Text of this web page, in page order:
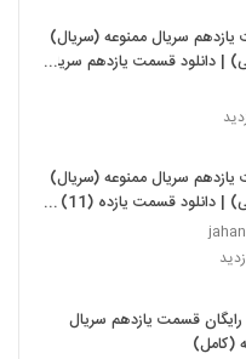
سریال ممنوعه (سریال)
| دانلود قسمت یازدهم سریال
-11-
سریال ممنوعه (سریال)
(قانونی) | دانلود قسمت یازده (11)
.یازده
رایگان قسمت یازدهم سریال
(کامل)